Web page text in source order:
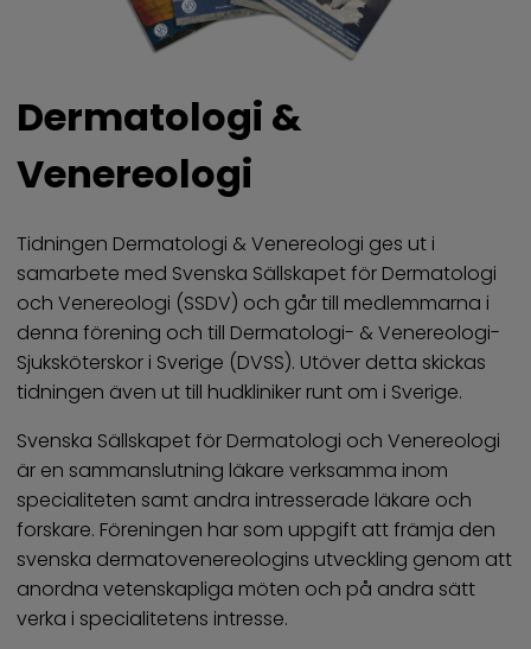
Dermatologi &
Venereologi
Tidningen Dermatologi & Venereologi ges ut i
samarbete med Svenska Sällskapet för Dermatologi
och Venereologi (SSDV) och går till medlemmarna i
denna förening och till Dermatologi- & Venereologi-
Sjuksköterskor i Sverige (DVSS). Utöver detta skickas
tidningen även ut till hudkliniker runt om i Sverige.
Svenska Sällskapet för Dermatologi och Venereologi
är en sammanslutning läkare verksamma inom
specialiteten samt andra intresserade läkare och
forskare. Föreningen har som uppgift att främja den
svenska dermatovenereologins utveckling genom att
anordna vetenskapliga möten och på andra sätt
verka i specialitetens intresse.